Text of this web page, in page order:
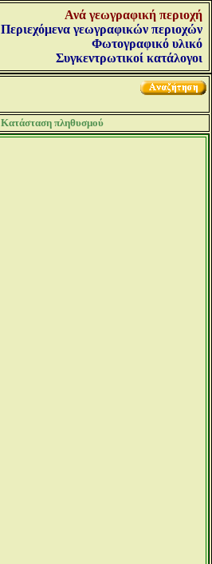
Ανά γεωγραφική περιοχή
Περιεχόμενα γεωγραφικών περιοχών
Φωτογραφικό υλικό
Συγκεντρωτικοί κατάλογοι
Κατάσταση πληθυσμού